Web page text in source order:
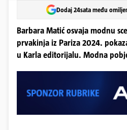
Dodaj 24sata među
Barbara Matić osvaja modnu
prvakinja iz Pariza 2024.
u Karla editorijalu. Modna